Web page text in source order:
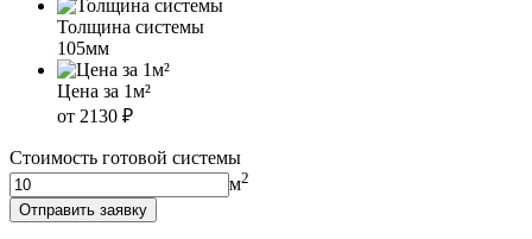
Толщина системы
105мм
Цена за 1м²
от 2130 ₽
Стоимость готовой системы
м2
Отправить заявку